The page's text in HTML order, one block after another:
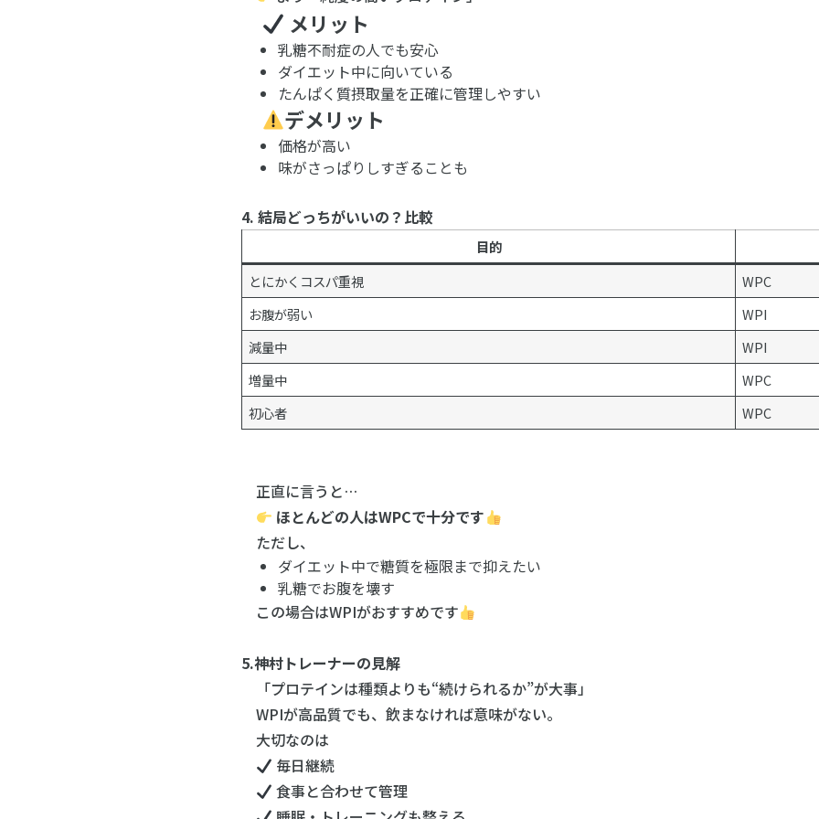
メリット
乳糖不耐症の人でも安心
ダイエット中に向いている
たんぱく質摂取量を正確に管理しやすい
デメリット
価格が高い
味がさっぱりしすぎることも
4. 結局どっちがいいの？比較
目的
とにかくコスパ重視
WPC
お腹が弱い
WPI
減量中
WPI
増量中
WPC
初心者
WPC
正直に言うと…
ほとんどの人はWPCで十分です
ただし、
ダイエット中で糖質を極限まで抑えたい
乳糖でお腹を壊す
この場合はWPIがおすすめです
5.神村トレーナーの見解
「プロテインは種類よりも“続けられるか”が大事」
WPIが高品質でも、飲まなければ意味がない。
大切なのは
毎日継続
食事と合わせて管理